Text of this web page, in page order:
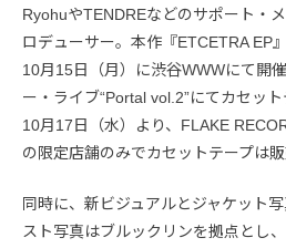
RyohuやTENDREなどのサポート・
ロデューサー。本作『ETCETRA EP
10月15日（月）に渋谷WWWにて開
ー・ライブ“Portal vol.2”にてカセッ
10月17日（水）より、FLAKE
の限定店舗のみでカセットテープは販
同時に、新ビジュアルとジャケット
スト写真はブルックリンを拠点とし